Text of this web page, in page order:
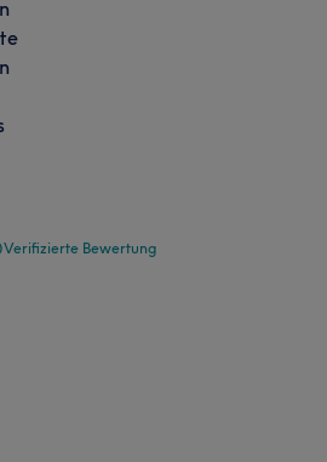
Verifizierte Bewertung